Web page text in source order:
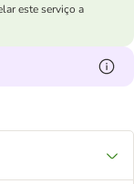
este serviço a